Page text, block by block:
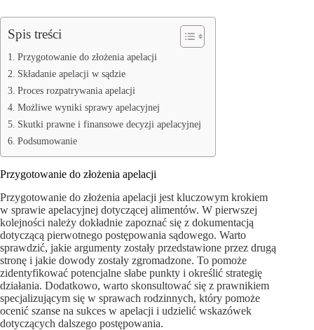
Spis treści
Przygotowanie do złożenia apelacji
Składanie apelacji w sądzie
Proces rozpatrywania apelacji
Możliwe wyniki sprawy apelacyjnej
Skutki prawne i finansowe decyzji apelacyjnej
Podsumowanie
Przygotowanie do złożenia apelacji
Przygotowanie do złożenia apelacji jest kluczowym krokiem
w sprawie apelacyjnej dotyczącej alimentów. W pierwszej
kolejności należy dokładnie zapoznać się z dokumentacją
dotyczącą pierwotnego postępowania sądowego. Warto
sprawdzić, jakie argumenty zostały przedstawione przez drugą
stronę i jakie dowody zostały zgromadzone. To pomoże
zidentyfikować potencjalne słabe punkty i określić strategię
działania. Dodatkowo, warto skonsultować się z prawnikiem
specjalizującym się w sprawach rodzinnych, który pomoże
ocenić szanse na sukces w apelacji i udzielić wskazówek
dotyczących dalszego postępowania.